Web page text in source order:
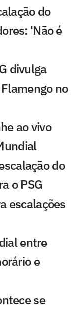
do
'Não é
divulga
no
ao vivo
do
o PSG
escalações
entre
e
se